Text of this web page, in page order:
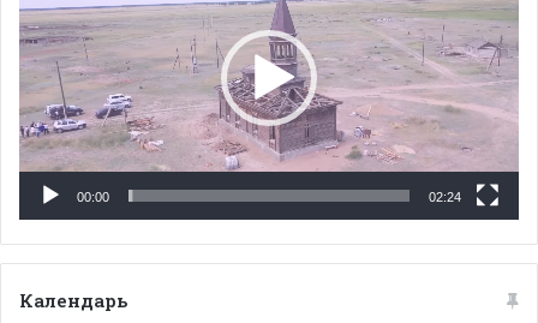
00:00 02:24
Календарь